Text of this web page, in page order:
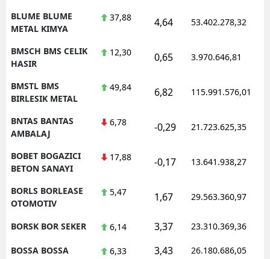
BLUME BLUME
METAL KIMYA
37,88 4,64 53.402.278,32
BMSCH BMS CELIK
HASIR
12,30 0,65 3.970.646,81
BMSTL BMS
BIRLESIK METAL
49,84 6,82 115.991.576,01
BNTAS BANTAS
AMBALAJ
6,78 -0,29 21.723.625,35
BOBET BOGAZICI
BETON SANAYI
17,88 -0,17 13.641.938,27
BORLS BORLEASE
OTOMOTIV
5,47 1,67 29.563.360,97
BORSK BOR SEKER 6,14 3,37 23.310.369,36
BOSSA BOSSA 6,33 3,43 26.180.686,05